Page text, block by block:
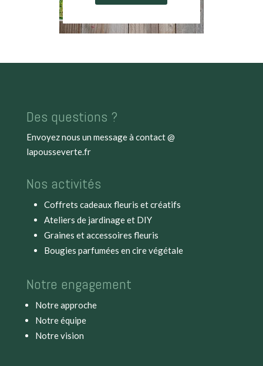
Des questions ?
Envoyez nous un message à contact @
lapousseverte.fr
Nos activités
Coffrets cadeaux fleuris et créatifs
Ateliers de jardinage et DIY
Graines et accessoires fleuris
Bougies parfumées en cire végétale
Notre engagement
Notre approche
Notre équipe
Notre vision